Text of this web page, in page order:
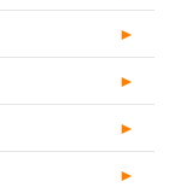
►
►
►
►